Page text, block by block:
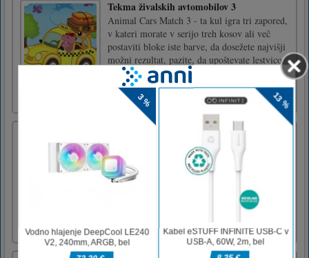
Tekma živalskih avtomobilov 3
Animal Cars Match 3 - ta kul igra tri zapored,
v kateri morate v serijo treh kosov ali več
postaviti bloke iste barve, da dosežete najvišji
možni rezultat, pazite, da upoštevate lestvico
na levi ne pade prenizko, sicer bo igre konec.
Uživajte v igri!Z miško igrajte igro ali se do
Naš mladi kolesar Tim potrebuje vaše
vodniške napotke, da bi zaključil svojo veliko
vožnjo z motornimi kolesi. Skočite na
motocikel in začnite zbirati zvezde, ko se
vozite po portalih, da dobite novo kolo in
Vozite previdno in srečno [...]